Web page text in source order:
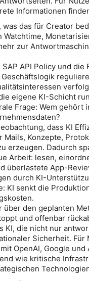
Informationen
das für Creator
zur
API Policy und
eigene KI-Schicht
Frage: Wem gehört
dass KI
Mails, Konzepte,
erzeugen. Dadurch
Arbeit: lesen,
überlastete App-
durch KI-
KI senkt die
den geplanten
und offenbar
KI, die nicht nur
Sicherheit.
OpenAI, Google
wie kritische